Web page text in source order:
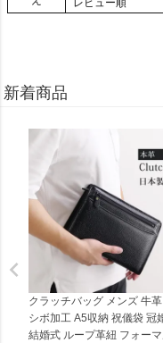
レビュー順
新着商品
クラッチバッグ メンズ 牛
シボ加工 A5収納 祝儀袋 冠
結婚式 ループ革紐 フォー